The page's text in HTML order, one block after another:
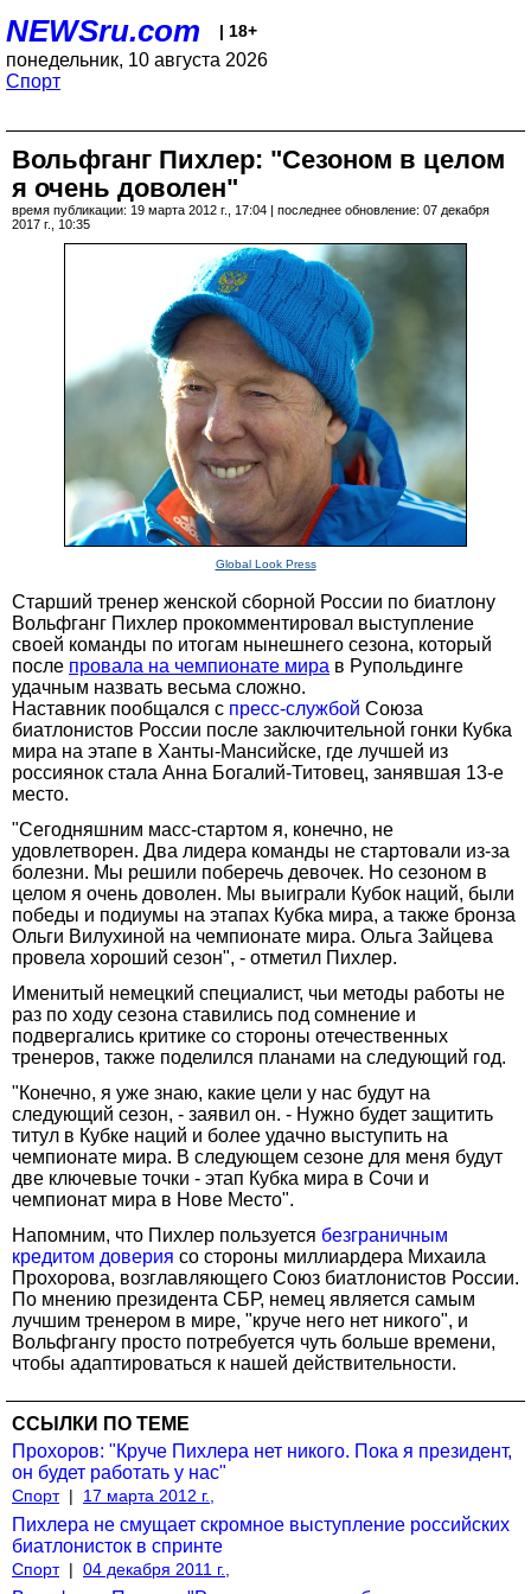
NEWSru.com | 18+
понедельник, 10 августа 2026
Спорт
Вольфганг Пихлер: "Сезоном в целом
я очень доволен"
время публикации: 19 марта 2012 г., 17:04 | последнее обновление: 07 декабря
2017 г., 10:35
Global Look Press
Старший тренер женской сборной России по биатлону
Вольфганг Пихлер прокомментировал выступление
своей команды по итогам нынешнего сезона, который
после провала на чемпионате мира в Рупольдинге
удачным назвать весьма сложно.
Наставник пообщался с пресс-службой Союза
биатлонистов России после заключительной гонки Кубка
мира на этапе в Ханты-Мансийске, где лучшей из
россиянок стала Анна Богалий-Титовец, занявшая 13-е
место.
"Сегодняшним масс-стартом я, конечно, не
удовлетворен. Два лидера команды не стартовали из-за
болезни. Мы решили поберечь девочек. Но сезоном в
целом я очень доволен. Мы выиграли Кубок наций, были
победы и подиумы на этапах Кубка мира, а также бронза
Ольги Вилухиной на чемпионате мира. Ольга Зайцева
провела хороший сезон", - отметил Пихлер.
Именитый немецкий специалист, чьи методы работы не
раз по ходу сезона ставились под сомнение и
подвергались критике со стороны отечественных
тренеров, также поделился планами на следующий год.
"Конечно, я уже знаю, какие цели у нас будут на
следующий сезон, - заявил он. - Нужно будет защитить
титул в Кубке наций и более удачно выступить на
чемпионате мира. В следующем сезоне для меня будут
две ключевые точки - этап Кубка мира в Сочи и
чемпионат мира в Нове Место".
Напомним, что Пихлер пользуется безграничным
кредитом доверия со стороны миллиардера Михаила
Прохорова, возглавляющего Союз биатлонистов России.
По мнению президента СБР, немец является самым
лучшим тренером в мире, "круче него нет никого", и
Вольфгангу просто потребуется чуть больше времени,
чтобы адаптироваться к нашей действительности.
ССЫЛКИ ПО ТЕМЕ
Прохоров: "Круче Пихлера нет никого. Пока я президент,
он будет работать у нас"
Спорт | 17 марта 2012 г.,
Пихлера не смущает скромное выступление российских
биатлонисток в спринте
Спорт | 04 декабря 2011 г.,